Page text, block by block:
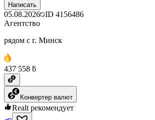
Написать
05.08.2026 ID 4156486
Агентство
рядом с г. Минск
437 558 ƃ
Конвертер валют
Realt рекомендует